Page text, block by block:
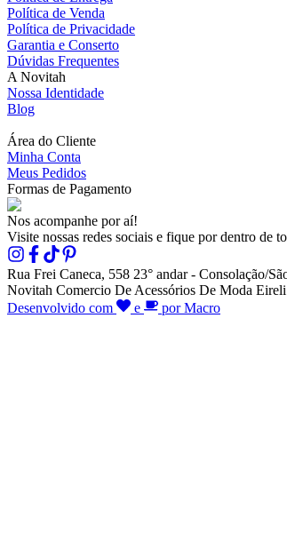
Política de Venda
Política de Privacidade
Garantia e Conserto
Dúvidas Frequentes
A Novitah
Nossa Identidade
Blog
Área do Cliente
Minha Conta
Meus Pedidos
Formas de Pagamento
Nos acompanhe por aí!
Visite nossas redes sociais e fique por dentro de
Rua Frei Caneca, 558 23° andar - Consolação/
Novitah Comercio De Acessórios De Moda
Desenvolvido com
e por Macro